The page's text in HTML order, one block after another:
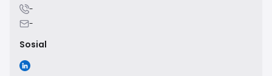
-
-
Sosial